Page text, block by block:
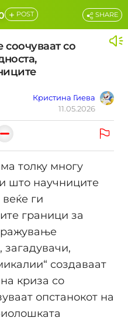
+ POST
соочуваат со
Кристина Гиева
11.05.2026
SHARE
толку многу
што научниците
ги
граници за
создаваат
криза со
опстанокот на